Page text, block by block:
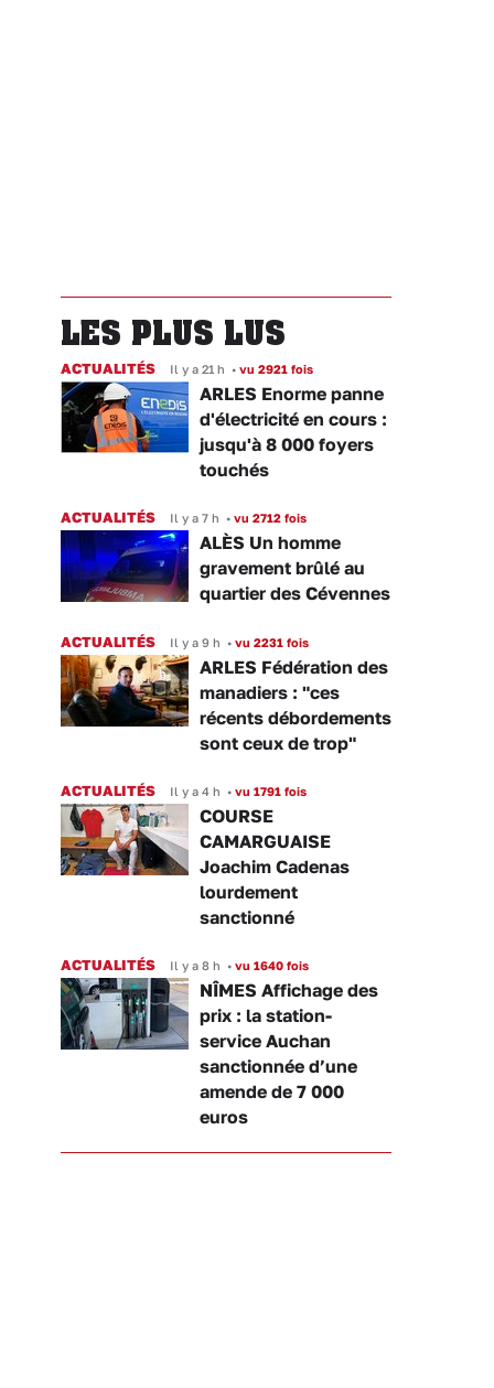
LES PLUS LUS
ACTUALITÉS Il y a 21 h • vu 2921 fois
ARLES Enorme panne
d'électricité en cours :
jusqu'à 8 000 foyers
touchés
ACTUALITÉS Il y a 7 h • vu 2712 fois
ALÈS Un homme
gravement brûlé au
quartier des Cévennes
ACTUALITÉS Il y a 9 h • vu 2231 fois
ARLES Fédération des
manadiers : "ces
récents débordements
sont ceux de trop"
ACTUALITÉS Il y a 4 h • vu 1791 fois
COURSE
CAMARGUAISE
Joachim Cadenas
lourdement
sanctionné
ACTUALITÉS Il y a 8 h • vu 1640 fois
NÎMES Affichage des
prix : la station-
service Auchan
sanctionnée d’une
amende de 7 000
euros